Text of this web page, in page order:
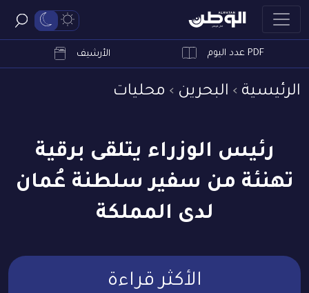
PDF عدد اليوم الأرشيف
الرئيسية البحرين محليات
رئيس الوزراء يتلقى برقية
تهنئة من سفير سلطنة عُمان
لدى المملكة
الأكثر قراءة